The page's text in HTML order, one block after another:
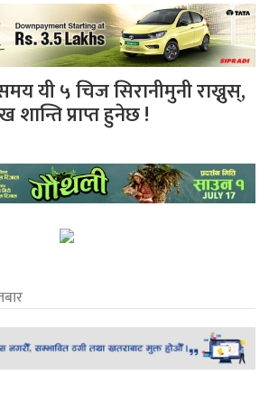
यी ५ चिज सिरानीमुनी राख्नुस्,
शान्ति प्राप्त हुनेछ !